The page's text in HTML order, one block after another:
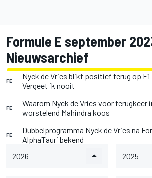
Formule E september
Nieuwsarchief
FE
Nyck de Vries blikt positief terug op
Vergeet ik nooit
FE
Waarom Nyck de Vries voor terugkeer
worstelend Mahindra koos
FE
Dubbelprogramma Nyck de Vries na
AlphaTauri bekend
2026
2025